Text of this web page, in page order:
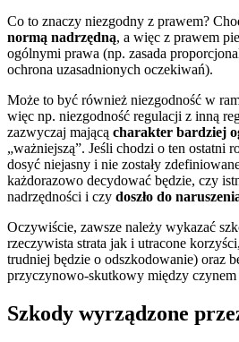
Co to znaczy niezgodny z prawem?
normą nadrzędną, a więc z prawem
ogólnymi prawa (np. zasada
ochrona uzasadnionych oczekiwań).
Może to być również niezgodność w
więc np. niezgodność regulacji z inną
zazwyczaj mającą charakter bardziej
„ważniejszą”. Jeśli chodzi o ten ostatni
dosyć niejasny i nie zostały
każdorazowo decydować będzie, czy
nadrzędności i czy doszło do
Oczywiście, zawsze należy wykazać
rzeczywista strata jak i utracone
trudniej będzie o odszkodowanie) oraz
przyczynowo-skutkowy między czynem
Szkody wyrządzone